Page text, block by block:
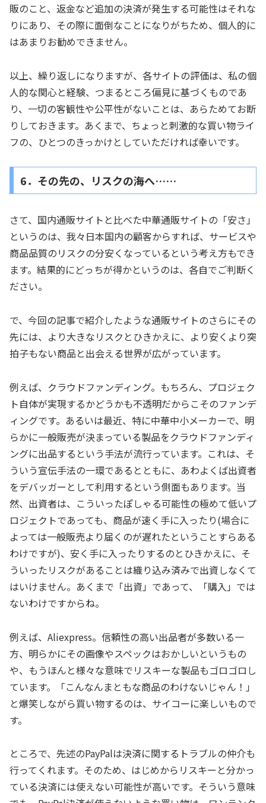
販のこと、返金など追加の決済が発生する可能性はそれな
りにあり、その際に面倒なことになりがちため、個人的に
はあまりお勧めできません。
以上、繰り返しになりますが、各サイトの評価は、私の個
人的な関心と経験、つまるところ偏見に基づくものであ
り、一切の客観性や公平性がないことは、あらためてお断
りしておきます。あくまで、ちょっと刺激的な買い物ライ
フの、ひとつのきっかけとしていただければ幸いです。
6．その先の、リスクの海へ……
さて、国内通販サイトと比べた中華通販サイトの「安さ」
というのは、我々日本国内の顧客からすれば、サービスや
商品品質のリスクの分安くなっているという考え方もでき
ます。結果的にどっちが得かというのは、各自でご判断く
ださい。
で、今回の記事で紹介したような通販サイトのさらにその
先には、より大きなリスクとひきかえに、より安くより突
拍子もない商品と出会える世界が広がっています。
例えば、クラウドファンディング。もちろん、プロジェク
ト自体が実現するかどうかも不透明だからこそのファンデ
ィングです。あるいは最近、特に中華中小メーカーで、明
らかに一般販売が決まっている製品をクラウドファンディ
ングに出品するという手法が流行っています。これは、そ
ういう宣伝手法の一環であるとともに、あわよくば出資者
をデバッガーとして利用するという側面もあります。当
然、出資者は、こういったぽしゃる可能性の極めて低いプ
ロジェクトであっても、商品が速く手に入ったり(場合に
よっては一般販売より届くのが遅れたということすらある
わけですが)、安く手に入ったりするのとひきかえに、そ
ういったリスクがあることは織り込み済みで出資しなくて
はいけません。あくまで「出資」であって、「購入」では
ないわけですからね。
例えば、Aliexpress。信頼性の高い出品者が多数いる一
方、明らかにその画像やスペックはおかしいというもの
や、もうほんと様々な意味でリスキーな製品もゴロゴロし
ています。「こんなんまともな商品のわけないじゃん！」
と爆笑しながら買い物するのは、サイコーに楽しいもので
す。
ところで、先述のPayPalは決済に関するトラブルの仲介も
行ってくれます。そのため、はじめからリスキーと分かっ
ている決済には使えない可能性が高いです。そういう意味